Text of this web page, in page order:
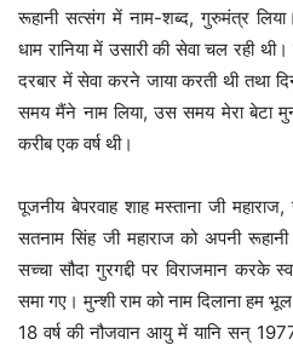
रूहानी सत्संग में नाम-शब्द, गुरुमंत्र
धाम रानिया में उसारी की सेवा चल रही
दरबार में सेवा करने जाया करती थी तथा
समय मैंने नाम लिया, उस समय मेरा बेटा
करीब एक वर्ष थी।
पूजनीय बेपरवाह शाह मस्ताना जी
सतनाम सिंह जी महाराज को अपनी
सच्चा सौदा गुरगद्दी पर विराजमान
समा गए। मुन्शी राम को नाम दिलाना हम
18 वर्ष की नौजवान आयु में यानि सन्